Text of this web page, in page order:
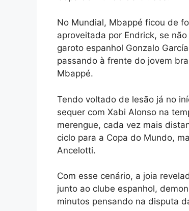
No Mundial, Mbappé ficou de
aproveitada por Endrick, se
garoto espanhol Gonzalo
passando à frente do jovem
Mbappé.
Tendo voltado de lesão já no
sequer com Xabi Alonso na
merengue, cada vez mais
ciclo para a Copa do Mundo,
Ancelotti.
Com esse cenário, a joia
junto ao clube espanhol,
minutos pensando na disputa